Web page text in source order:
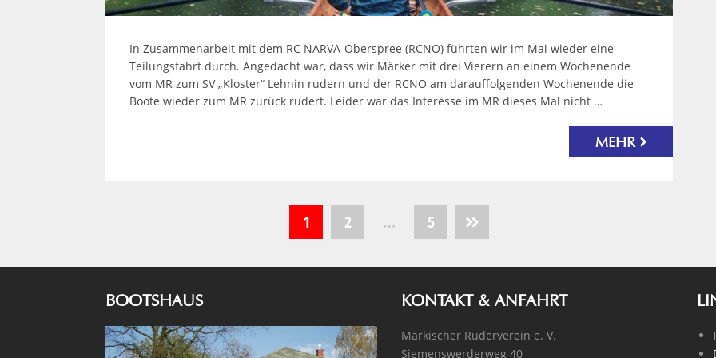
In Zusammenarbeit mit dem RC NARVA-Oberspree (RCNO) führten wir im Mai wieder eine
Teilungsfahrt durch. Angedacht war, dass wir Märker mit drei Vierern an einem Wochenende
vom MR zum SV „Kloster“ Lehnin rudern und der RCNO am darauffolgenden Wochenende die
Boote wieder zum MR zurück rudert. Leider war das Interesse im MR dieses Mal nicht …
MEHR
1 2 … 5
BOOTSHAUS KONTAKT & ANFAHRT
Märkischer Ruderverein e. V.
Siemenswerderweg 40